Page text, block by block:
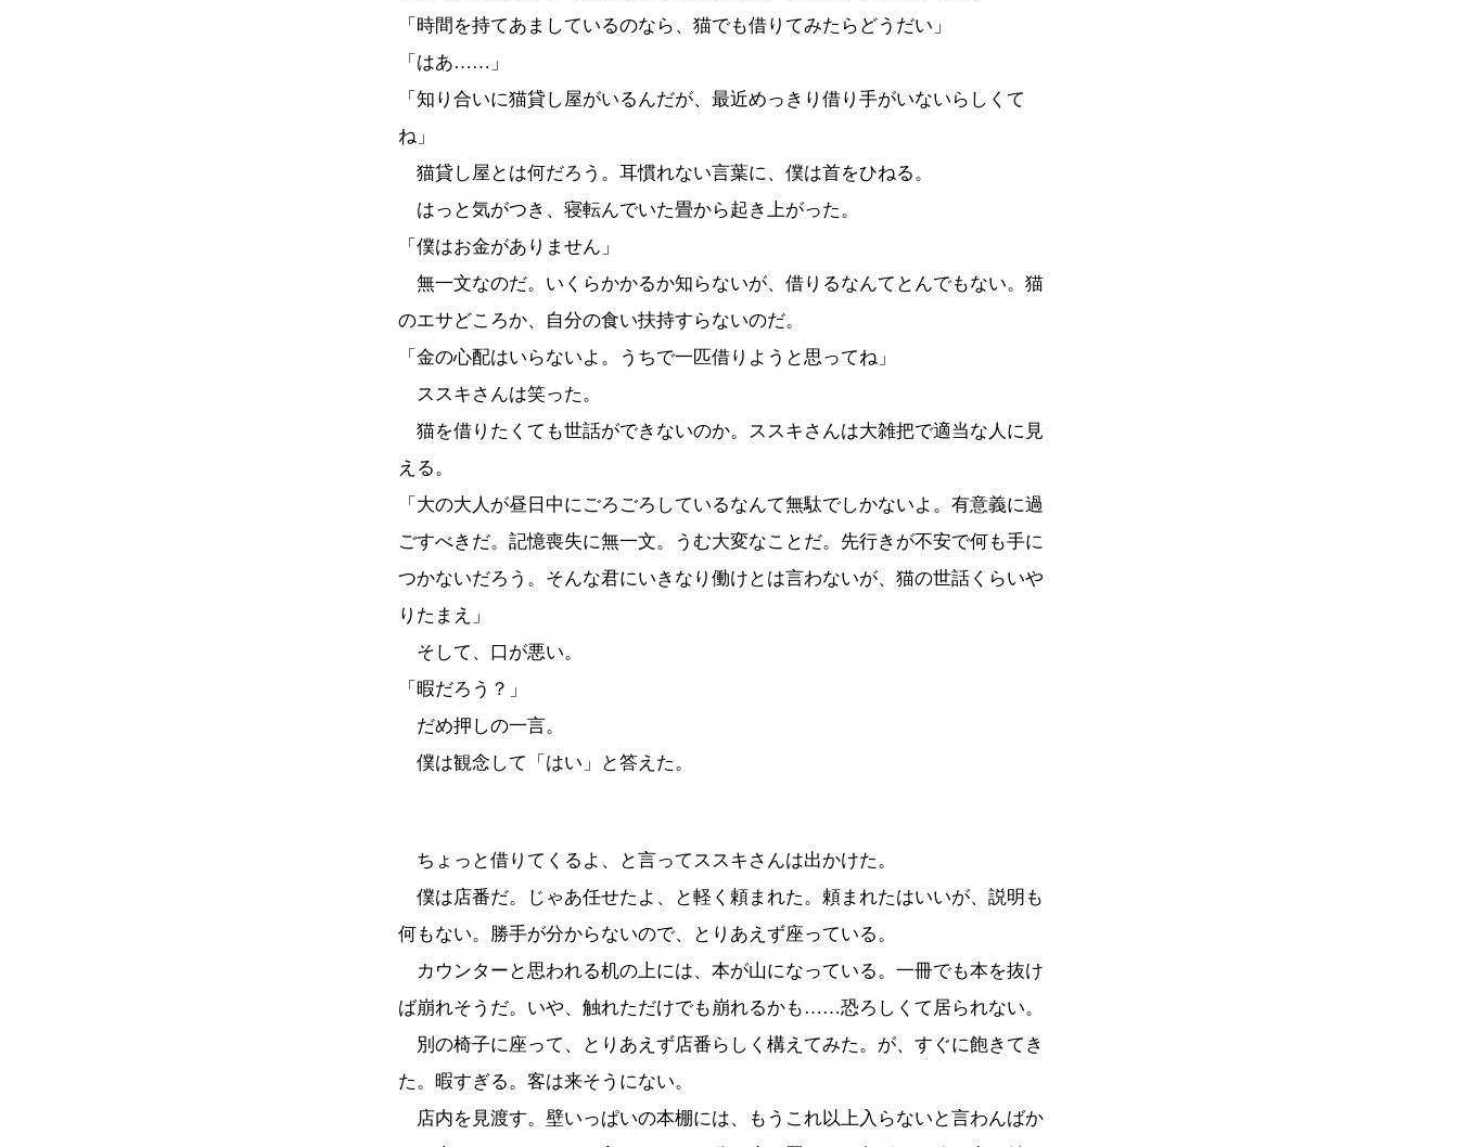
「時間を持てあましているのなら、猫でも借りてみたらどうだい」
「はあ……」
「知り合いに猫貸し屋がいるんだが、最近めっきり借り手がいないらしくて
ね」
猫貸し屋とは何だろう。耳慣れない言葉に、僕は首をひねる。
はっと気がつき、寝転んでいた畳から起き上がった。
「僕はお金がありません」
無一文なのだ。いくらかかるか知らないが、借りるなんてとんでもない。猫
のエサどころか、自分の食い扶持すらないのだ。
「金の心配はいらないよ。うちで一匹借りようと思ってね」
ススキさんは笑った。
猫を借りたくても世話ができないのか。ススキさんは大雑把で適当な人に見
える。
「大の大人が昼日中にごろごろしているなんて無駄でしかないよ。有意義に過
ごすべきだ。記憶喪失に無一文。うむ大変なことだ。先行きが不安で何も手に
つかないだろう。そんな君にいきなり働けとは言わないが、猫の世話くらいや
りたまえ」
そして、口が悪い。
「暇だろう？」
だめ押しの一言。
僕は観念して「はい」と答えた。
ちょっと借りてくるよ、と言ってススキさんは出かけた。
僕は店番だ。じゃあ任せたよ、と軽く頼まれた。頼まれたはいいが、説明も
何もない。勝手が分からないので、とりあえず座っている。
カウンターと思われる机の上には、本が山になっている。一冊でも本を抜け
ば崩れそうだ。いや、触れただけでも崩れるかも……恐ろしくて居られない。
別の椅子に座って、とりあえず店番らしく構えてみた。が、すぐに飽きてき
た。暇すぎる。客は来そうにない。
店内を見渡す。壁いっぱいの本棚には、もうこれ以上入らないと言わんばか